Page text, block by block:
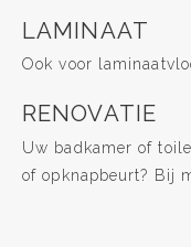
LAMINAAT
Ook voor
RENOVATIE
Uw badkamer of
of opknapbeurt? Bij